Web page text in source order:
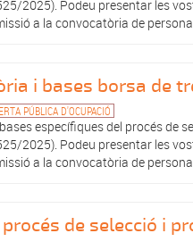
2025). Podeu presentar les
a la convocatòria de
i bases borsa de
PÚBLICA D'OCUPACIÓ
específiques del procés de
2025). Podeu presentar les
a la convocatòria de
de selecció i